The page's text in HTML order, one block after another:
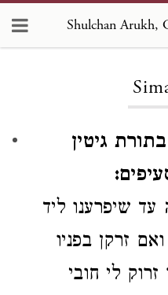
גיטין
שיפרענו ליד
זרקן בפניו
זרוק לי חובי